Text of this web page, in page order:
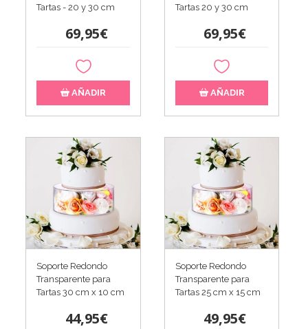
Tartas - 20 y 30 cm
69,95€
AÑADIR
Tartas 20 y 30 cm
69,95€
AÑADIR
Soporte Redondo
Transparente para
Tartas 30 cm x 10 cm
44,95€
Soporte Redondo
Transparente para
Tartas 25 cm x 15 cm
49,95€